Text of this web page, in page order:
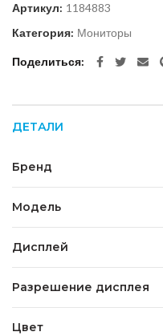
Артикул: 1184883
Категория: Мониторы
Поделиться
ДЕТАЛИ
Бренд
Модель
Дисплей
Разрешение дисплея
Цвет